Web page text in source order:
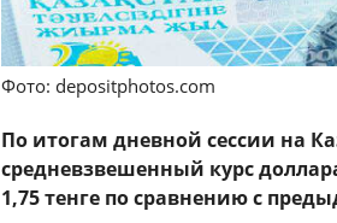
Фото: depositphotos.com
По итогам дневной сессии на
средневзвешенный курс
1,75 тенге по сравнению с